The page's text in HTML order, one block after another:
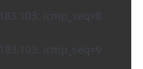
icmp_seq=8
icmp_seq=9